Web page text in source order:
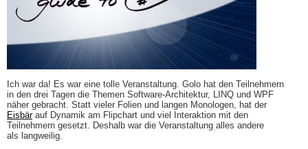
Ich war da! Es war eine tolle Veranstaltung. Golo hat den Teilnehmern
in den drei Tagen die Themen Software-Architektur, LINQ und WPF
näher gebracht. Statt vieler Folien und langen Monologen, hat der
Eisbärauf Dynamik am Flipchart und viel Interaktion mit den
Teilnehmern gesetzt. Deshalb war die Veranstaltung alles andere
als langweilig.